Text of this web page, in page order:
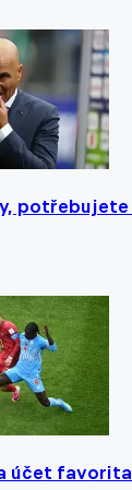
potřebujete
účet